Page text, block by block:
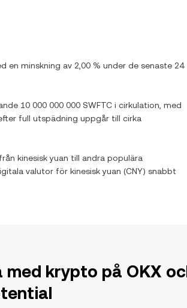
en minskning av 2,00 % under de senaste 24
10 000 000 000 SWFTC i cirkulation, med
full utspädning uppgår till cirka
kinesisk yuan till andra populära
valutor för kinesisk yuan (CNY) snabbt
med krypto på OKX